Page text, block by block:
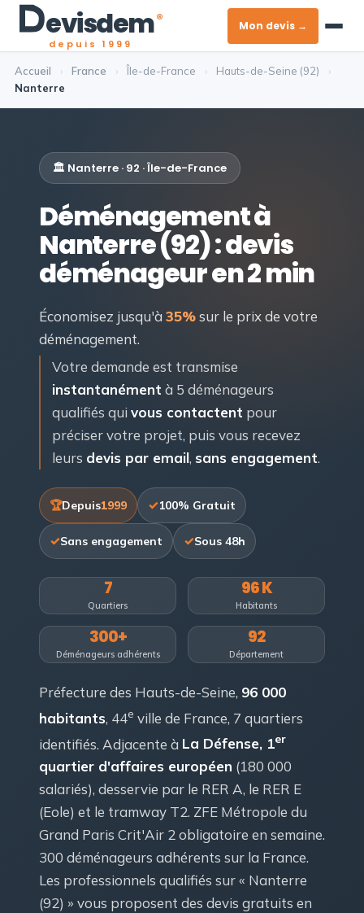
evisdem®
depuis 1999
Mon devis →
Accueil › France › Île-de-France › Hauts-de-Seine (92)
›
Nanterre
🏛️ Nanterre · 92 · Île-de-France
Déménagement à
Nanterre (92) : devis
déménageur en 2 min
Économisez jusqu'à35%sur le prix de votre
déménagement.
Votre demande est transmise
instantanément à 5 déménageurs
qualifiés qui vous contactent pour
préciser votre projet, puis vous recevez
leurs devis par email, sans engagement.
Depuis1999 100% Gratuit
Sans engagement Sous 48h
7
Quartiers
96 K
Habitants
300+
Déménageurs adhérents
92
Département
Préfecture des Hauts-de-Seine, 96 000
habitants, 44e ville de France, 7 quartiers
identifiés. Adjacente à La Défense, 1er
quartier d'affaires européen (180 000
salariés), desservie par le RER A, le RER E
(Eole) et le tramway T2. ZFE Métropole du
Grand Paris Crit'Air 2 obligatoire en semaine.
300 déménageurs adhérents sur la France.
Les professionnels qualifiés sur « Nanterre
(92) » vous proposent des devis gratuits en